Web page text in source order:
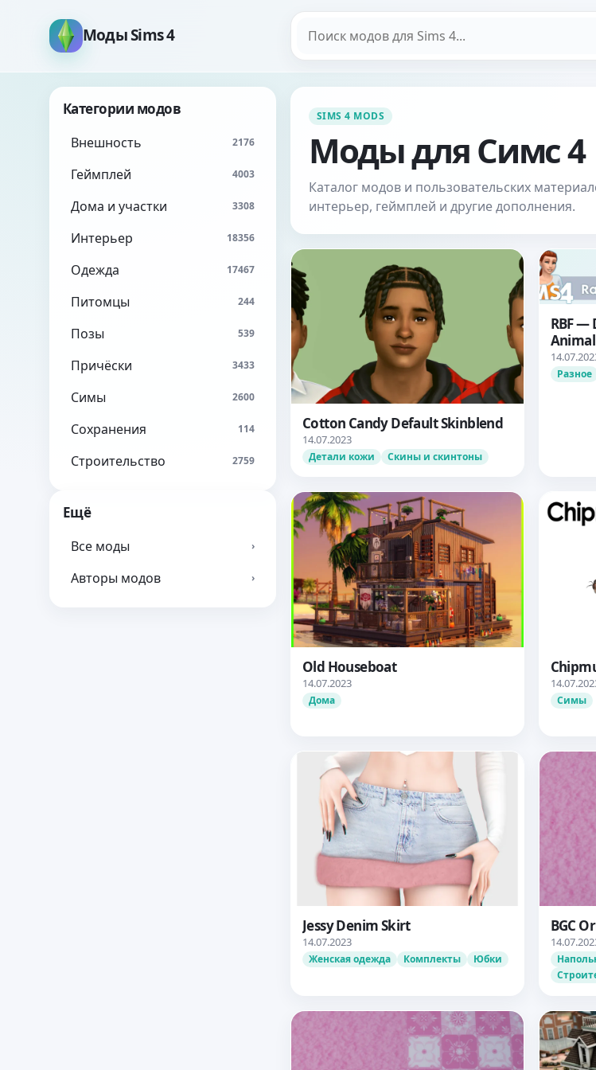
Моды Sims 4
Категории модов
Внешность 2176
Геймплей 4003
Дома и участки 3308
Интерьер 18356
Одежда 17467
Питомцы 244
Позы 539
Причёски 3433
Симы 2600
Сохранения 114
Строительство 2759
Ещё
Все моды ›
Авторы модов ›
SIMS 4 MODS
Моды для Симс 4
Каталог модов и пользовательских
интерьер, геймплей и другие дополнения.
Cotton Candy Default Skinblend
14.07.2023
Детали кожи Скины и скинтоны
RBF —
Разное
Old Houseboat
14.07.2023
Дома Симы
Jessy Denim Skirt
14.07.2023
Женская одежда Комплекты Юбки
BGC